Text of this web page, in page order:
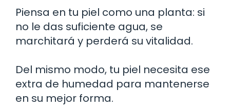
Piensa en tu piel como una planta: si
no le das suficiente agua, se
marchitará y perderá su vitalidad.
Del mismo modo, tu piel necesita ese
extra de humedad para mantenerse
en su mejor forma.